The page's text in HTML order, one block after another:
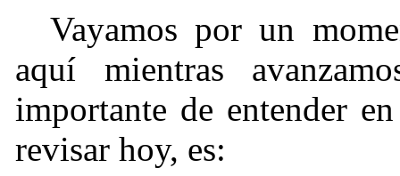
Vayamos por un
aquí mientras
importante de entender
revisar hoy, es: